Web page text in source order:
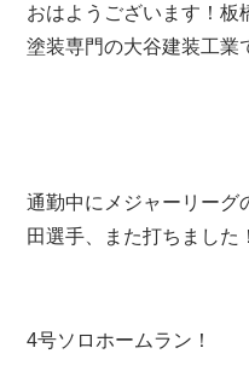
おはようございます！板
塗装専門の大谷建装工業
通勤中にメジャーリーグ
田選手、また打ちました！
4号ソロホームラン！